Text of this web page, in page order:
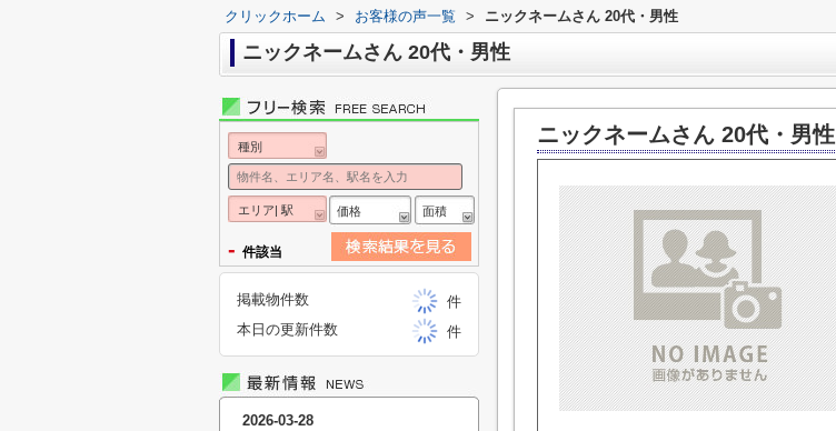
クリックホーム > お客様の声一覧 > ニックネームさん 20代・男性
ニックネームさん 20代・男性
ニックネームさん 20代・男性
種別
エリア| 駅 価格 面積
- 件該当
掲載物件数
件
本日の更新件数
件
2026-03-28